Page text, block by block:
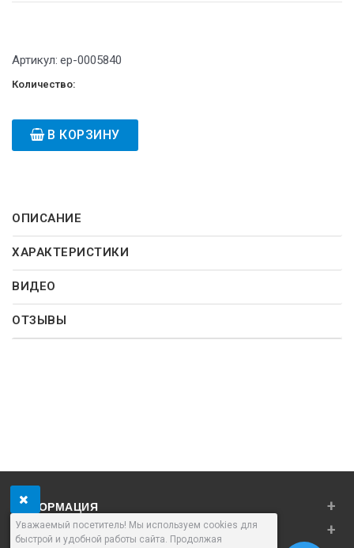
Артикул: ep-0005840
Количество:
В КОРЗИНУ
ОПИСАНИЕ
ХАРАКТЕРИСТИКИ
ВИДЕО
ОТЗЫВЫ
ИНФОРМАЦИЯ +
ЛИЧНЫЙ КАБИНЕТ
+
Уважаемый посетитель! Мы используем cookies для
быстрой и удобной работы сайта. Продолжая